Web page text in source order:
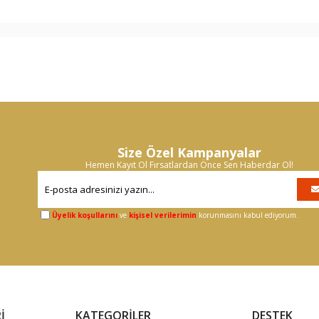
Size Özel Kampanyalar
Hemen Kayıt Ol Fırsatlardan Önce Sen Haberdar Ol!
Üyelik koşullarınıve kişisel verilerimin korunmasını kabul ediyorum.
KATEGORİLER DESTEK